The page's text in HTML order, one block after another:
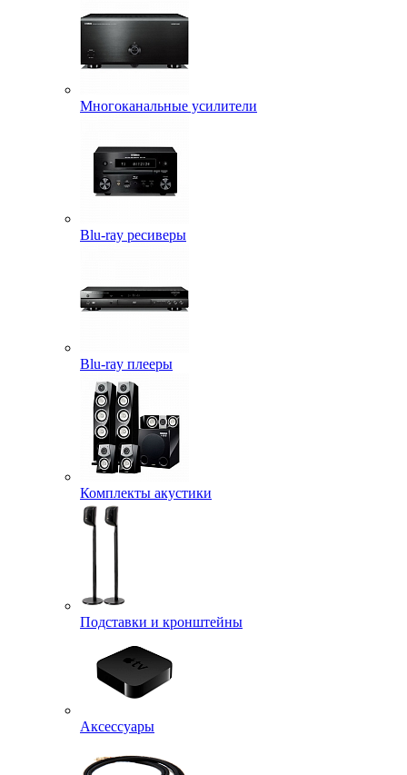
Многоканальные усилители
Blu-ray ресиверы
Blu-ray плееры
Комплекты акустики
Подставки и кронштейны
Аксессуары